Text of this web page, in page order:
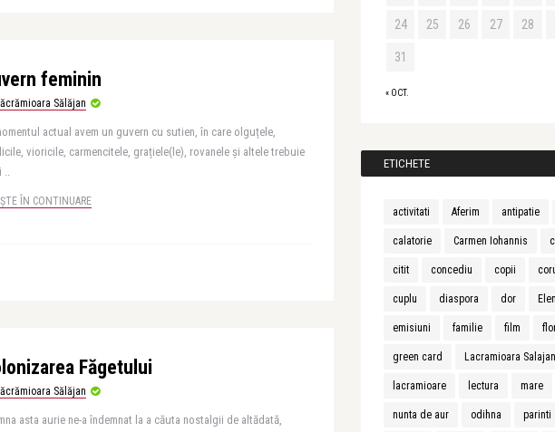
feminin
Sălăjan
actual avem un guvern cu sutien, în care olguțele,
vioricile, carmencitele, grațiele(le), rovanele și altele trebuie
..
ÎN CONTINUARE
Făgetului
Sălăjan
asta aurie ne-a îndemnat la a căuta nostalgii de altădată,
« OCT.
24 25 26 27 28
31
ETICHETE
activitati Aferim antipatie
calatorie Carmen Iohannis
citit concediu copii
cuplu diaspora dor
emisiuni familie film
green card Lacramioara Salajan
lacramioare lectura mare
nunta de aur odihna parinti